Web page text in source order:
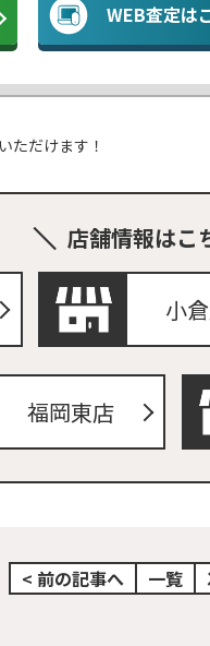
WEB査定は
ただけます！
店舗情報はこ
小
福岡東店
< 前の記事へ 一覧